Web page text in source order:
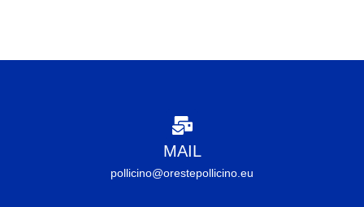
MAIL
pollicino@orestepollicino.eu